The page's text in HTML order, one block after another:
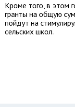
Кроме того, в этом
гранты на общую
пойдут на
сельских школ.